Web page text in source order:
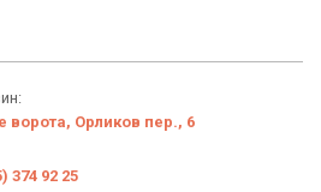
Орликов пер., 6
374 92 25